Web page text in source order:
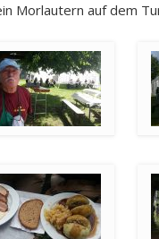
Morlautern auf dem